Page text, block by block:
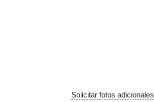
Solicitar fotos adicionales